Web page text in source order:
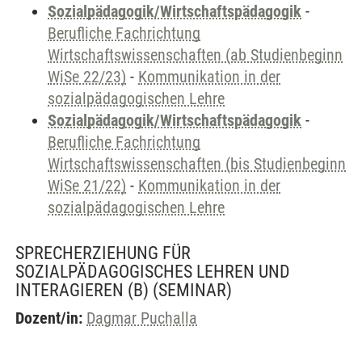
Sozialpädagogik/Wirtschaftspädagogik -
Berufliche Fachrichtung
Wirtschaftswissenschaften (ab Studienbeginn
WiSe 22/23) - Kommunikation in der
sozialpädagogischen Lehre
Sozialpädagogik/Wirtschaftspädagogik -
Berufliche Fachrichtung
Wirtschaftswissenschaften (bis Studienbeginn
WiSe 21/22) - Kommunikation in der
sozialpädagogischen Lehre
SPRECHERZIEHUNG FÜR
SOZIALPÄDAGOGISCHES LEHREN UND
INTERAGIEREN (B) (SEMINAR)
Dozent/in: Dagmar Puchalla